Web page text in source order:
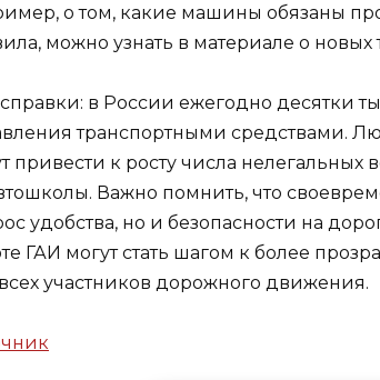
о том, какие машины обязаны
можно узнать в материале о новых
в России ежегодно десятки
транспортными средствами.
привести к росту числа
Важно помнить, что
удобства, но и безопасности на
ГАИ могут стать шагом к более
участников дорожного движения.